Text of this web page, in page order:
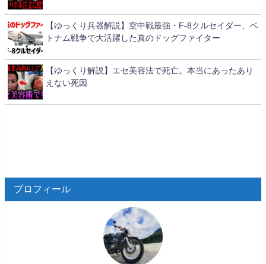
【ゆっくり兵器解説】空中戦最強・F-8クルセイダー、ベ
トナム戦争で大活躍した真のドッグファイター
【ゆっくり解説】エセ美容法で死亡。本当にあったあり
えない死因
プロフィール